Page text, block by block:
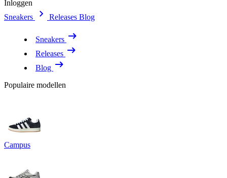
Inloggen
Sneakers
Releases Blog
Sneakers
Releases
Blog
Populaire modellen
Campus